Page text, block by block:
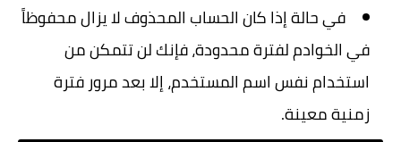
في حالة إذا كان الحساب المحذوف لا يزال محفوظاً
في الخوادم لفترة محدودة، فإنك لن تتمكن من
استخدام نفس اسم المستخدم، إلا بعد مرور فترة
زمنية معينة.